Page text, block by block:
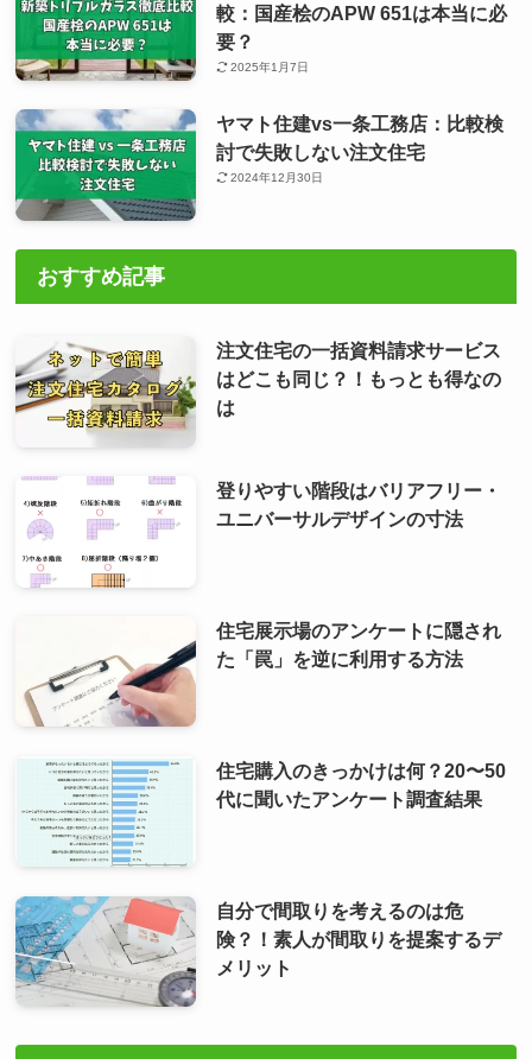
較：国産桧のAPW 651は本当に必
要？
2025年1月7日
ヤマト住建vs一条工務店：比較検
討で失敗しない注文住宅
2024年12月30日
おすすめ記事
注文住宅の一括資料請求サービス
はどこも同じ？！もっとも得なの
は
登りやすい階段はバリアフリー・
ユニバーサルデザインの寸法
住宅展示場のアンケートに隠され
た「罠」を逆に利用する方法
住宅購入のきっかけは何？20〜50
代に聞いたアンケート調査結果
自分で間取りを考えるのは危
険？！素人が間取りを提案するデ
メリット